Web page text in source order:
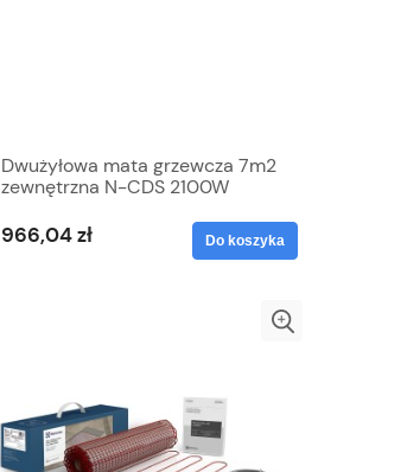
Dwużyłowa mata grzewcza 7m2
zewnętrzna N-CDS 2100W
966,04 zł Do koszyka